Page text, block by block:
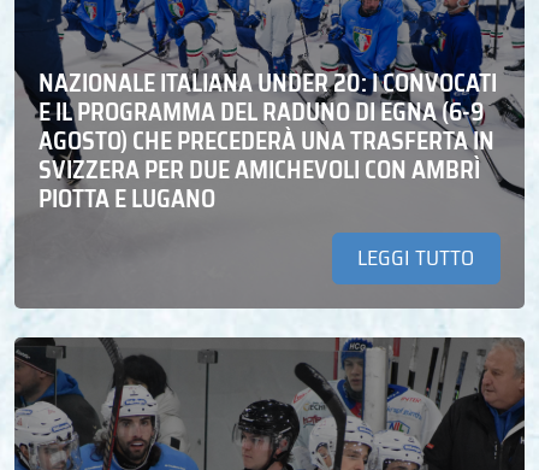
NAZIONALE ITALIANA UNDER 20: I CONVOCATI
E IL PROGRAMMA DEL RADUNO DI EGNA (6-9
AGOSTO) CHE PRECEDERÀ UNA TRASFERTA IN
SVIZZERA PER DUE AMICHEVOLI CON AMBRÌ
PIOTTA E LUGANO
LEGGI TUTTO